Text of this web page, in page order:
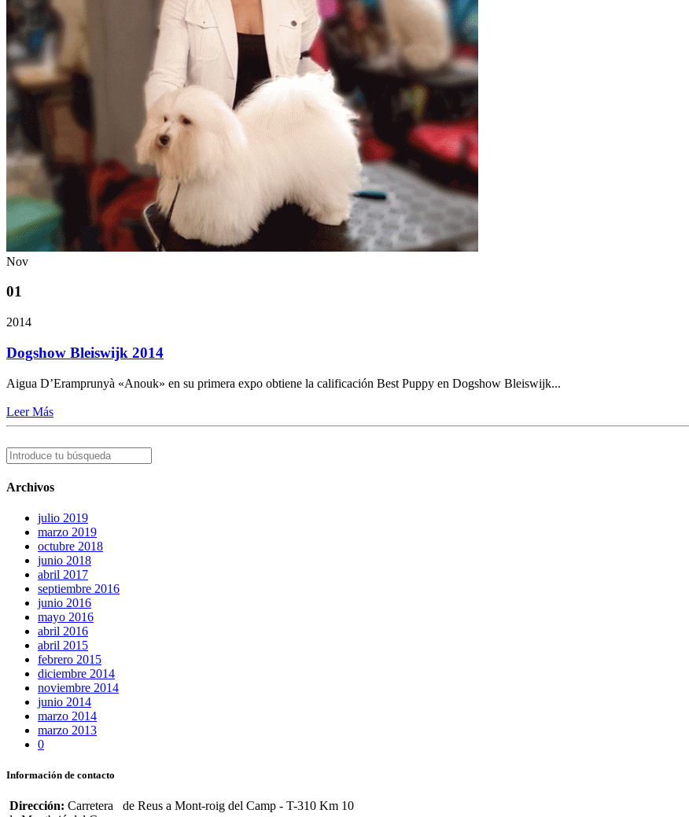
Nov
01
2014
Dogshow Bleiswijk 2014
Aigua D’Eramprunyà «Anouk» en su primera expo obtiene la calificación Best Puppy en Dogshow Bleiswijk...
Leer Más
Archivos
julio 2019
marzo 2019
octubre 2018
junio 2018
abril 2017
septiembre 2016
junio 2016
mayo 2016
abril 2016
abril 2015
febrero 2015
diciembre 2014
noviembre 2014
junio 2014
marzo 2014
marzo 2013
0
Información de contacto
Dirección: Carretera de Reus a Mont-roig del Camp - T-310 Km 10